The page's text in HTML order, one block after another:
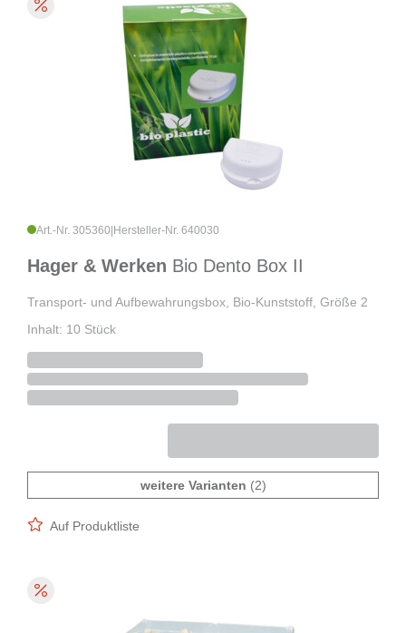
Art.-Nr. 305360 Hersteller-Nr. 640030
Hager & Werken Bio Dento Box II
Transport- und Aufbewahrungsbox, Bio-Kunststoff, Größe 2
Inhalt: 10 Stück
weitere Varianten (2)
Auf Produktliste